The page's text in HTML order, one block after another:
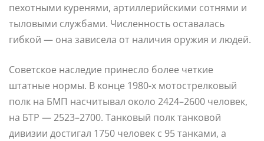
пехотными куренями, артиллерийскими сотнями и
тыловыми службами. Численность оставалась
гибкой — она зависела от наличия оружия и людей.
Советское наследие принесло более четкие
штатные нормы. В конце 1980-х мотострелковый
полк на БМП насчитывал около 2424–2600 человек,
на БТР — 2523–2700. Танковый полк танковой
дивизии достигал 1750 человек с 95 танками, а